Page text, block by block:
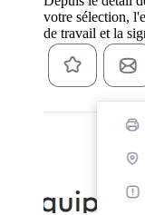
votre sélection,
de travail et la